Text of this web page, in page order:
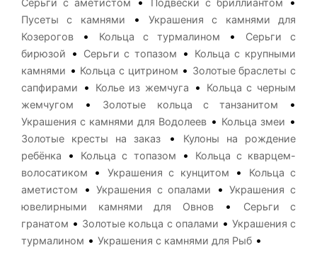
Серьги с аметистом Подвески с бриллиантом
Пусеты с камнями •Украшения с камнями для
Козерогов • Кольца с турмалином •
Серьги с
бирюзой
• Серьги с топазом •
Кольца с крупными
камнями • Кольца с цитрином • Золотые браслеты с
сапфирами
• Колье из жемчуга •
Кольца с черным
жемчугом
• Золотые кольца с танзанитом •
Украшения с камнями для Водолеев • Кольца змеи •
Золотые кресты на заказ •
Кулоны на рождение
ребёнка
• Кольца с топазом •
Кольца с кварцем-
волосатиком
• Украшения с кунцитом •
Кольца с
аметистом
•Украшения с опалами •Украшения с
ювелирными камнями для Овнов•
Серьги с
гранатом • Золотые кольца с опалами • Украшения с
турмалином • Украшения с камнями для Рыб •